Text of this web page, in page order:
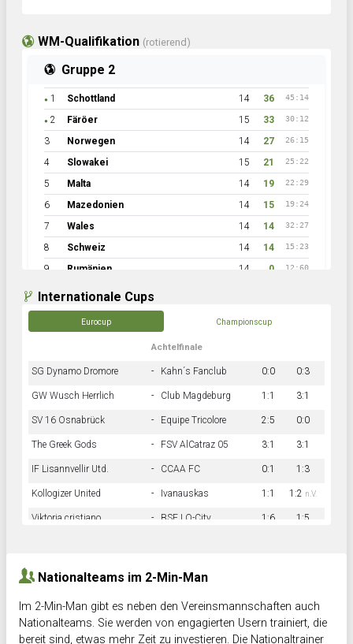
WM-Qualifikation (rotierend)
Gruppe 2
● 1 Schottland 14 36 45:14
● 2 Färöer 15 33 30:12
3 Norwegen 14 27 26:15
4 Slowakei 15 21 25:22
5 Malta 14 19 22:29
6 Mazedonien 14 15 19:24
7 Wales 14 14 32:27
8 Schweiz 14 14 15:23
9 Rumänien 14 0 12:60
Internationale Cups
Eurocup Championscup
Achtelfinale
SG Dynamo Dromore - Kahn´s Fanclub 0:0 0:3
GW Wusch Herrlich - Club Magdeburg 1:1 3:1
SV 16 Osnabrück - Equipe Tricolore 2:5 0:0
The Greek Gods - FSV AlCatraz 05 3:1 3:1
IF Lisannvellir Utd. - CCAA FC 0:1 1:3
Kollogizer United - Ivanauskas 1:1 1:2 n.V.
Viktoria cristiano - BSF LO-City 1:6 1:5
Nationalteams im 2-Min-Man
Im 2-Min-Man gibt es neben den Vereinsmannschaften auch
Nationalteams. Sie werden von engagierten Usern trainiert, die
bereit sind, etwas mehr Zeit zu investieren. Die Nationaltrainer